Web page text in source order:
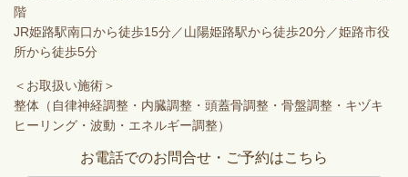
階
JR姫路駅南口から徒歩15分／山陽姫路駅から徒歩20分／姫路市役
所から徒歩5分
＜お取扱い施術＞
整体（自律神経調整・内臓調整・頭蓋骨調整・骨盤調整・キヅキ
ヒーリング・波動・エネルギー調整）
お電話でのお問合せ・ご予約はこちら